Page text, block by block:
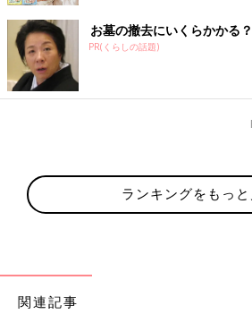
お墓の撤去にいくらかかる
PR(くらしの話題)
ランキングをもっと
関連記事